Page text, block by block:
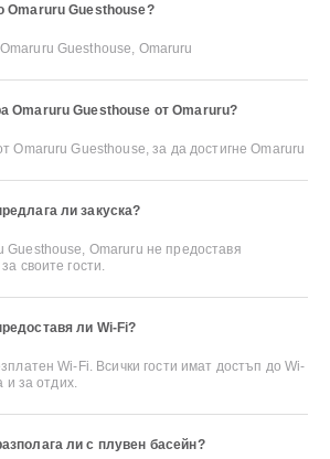
Omaruru Guesthouse?
Guesthouse, Omaruru
Omaruru Guesthouse от Omaruru?
Omaruru Guesthouse, за да достигне Omaruru
ли закуска?
Omaruru не предоставя
своите гости.
ли Wi-Fi?
Wi-Fi. Всички гости имат достъп до Wi-
и за отдих.
ли с плувен басейн?